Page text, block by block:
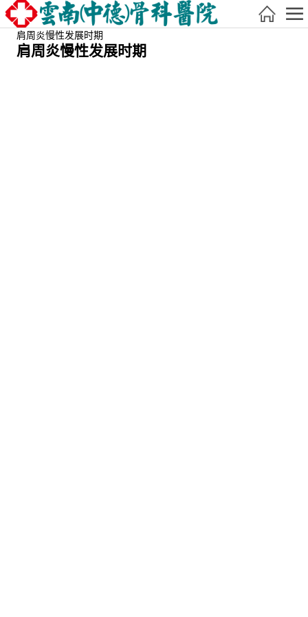
肩周炎慢性发展时期
肩周炎慢性发展时期